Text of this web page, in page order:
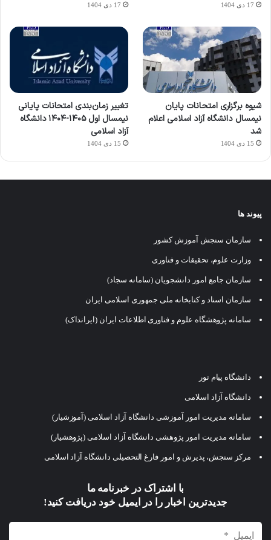
17 دی 1404 17 دی 1404
شیوه برگزاری امتحانات پایان
نیمسال دانشگاه آزاد اسلامی اعلام
شد
15 دی 1404
تغییر زمان‌بندی امتحانات پایانی
نیمسال اول ۱۴۰۵-۱۴۰۴ دانشگاه
آزاد اسلامی
15 دی 1404
پیوند ها
سازمان سنجش آموزش کشور
وزارت علوم، تحقیقات و فناوری
سازمان جامع امور دانشجویان (سامانه سجاد)
سازمان اسناد و کتابخانه ملی جمهوری اسلامی ایران
سامانه پژوهشگاه علوم و فناوری اطلاعات ایران (ایرانداک)
دانشگاه پیام نور
دانشگاه آزاد اسلامی
سامانه مدیریت امور آموزشی دانشگاه آزاد اسلامی (آموزشیار)
سامانه مدیریت امور پژوهشی دانشگاه آزاد اسلامی (پژوهشیار)
مرکز سنجش، پذیرش و امور فارغ التحصیلی دانشگاه آزاد اسلامی
با اشتراک در خبرنامه ما
جدیدترین اخبار را در ایمیل خود دریافت کنید!